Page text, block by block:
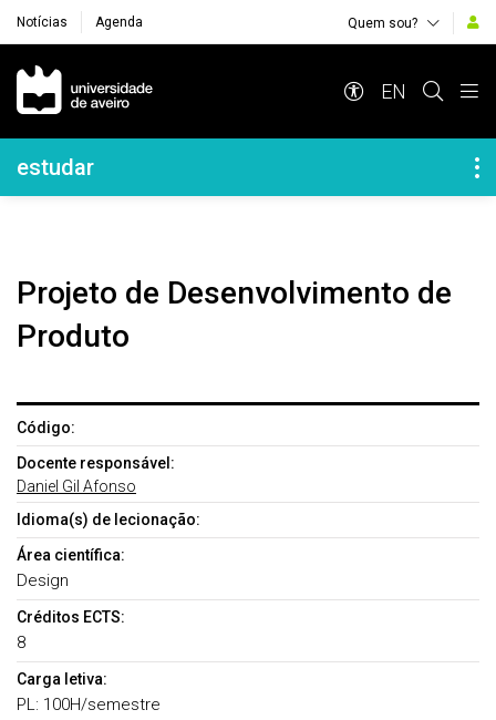
Notícias Agenda Quem sou?
Navegação Principal
EN
Navegação Lateral
estudar
Projeto de Desenvolvimento de
Produto
Código:
Docente responsável:
Daniel Gil Afonso
Idioma(s) de lecionação:
Área científica:
Design
Créditos ECTS:
8
Carga letiva:
PL: 100H/semestre